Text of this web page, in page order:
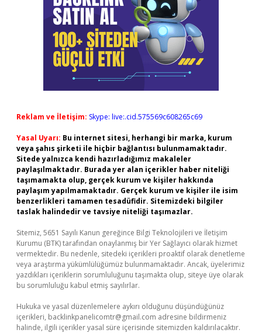
Reklam ve İletişim: Skype: live:.cid.575569c608265c69
Yasal Uyarı: Bu internet sitesi, herhangi bir marka, kurum
veya şahıs şirketi ile hiçbir bağlantısı bulunmamaktadır.
Sitede yalnızca kendi hazırladığımız makaleler
paylaşılmaktadır. Burada yer alan içerikler haber niteliği
taşımamakta olup, gerçek kurum ve kişiler hakkında
paylaşım yapılmamaktadır. Gerçek kurum ve kişiler ile isim
benzerlikleri tamamen tesadüfidir. Sitemizdeki bilgiler
taslak halindedir ve tavsiye niteliği taşımazlar.
Sitemiz, 5651 Sayılı Kanun gereğince Bilgi Teknolojileri ve İletişim
Kurumu (BTK) tarafından onaylanmış bir Yer Sağlayıcı olarak hizmet
vermektedir. Bu nedenle, sitedeki içerikleri proaktif olarak denetleme
veya araştırma yükümlülüğümüz bulunmamaktadır. Ancak, üyelerimiz
yazdıkları içeriklerin sorumluluğunu taşımakta olup, siteye üye olarak
bu sorumluluğu kabul etmiş sayılırlar.
Hukuka ve yasal düzenlemelere aykırı olduğunu düşündüğünüz
içerikleri, backlinkpanelicomtr@gmail.com adresine bildirmeniz
halinde, ilgili içerikler yasal süre içerisinde sitemizden kaldırılacaktır.